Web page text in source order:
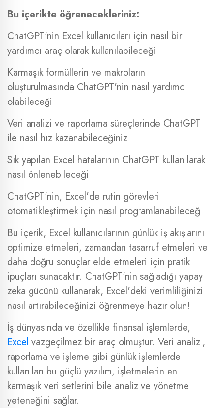
Bu içerikte öğrenecekleriniz:
ChatGPT'nin Excel kullanıcıları için nasıl bir
yardımcı araç olarak kullanılabileceği
Karmaşık formüllerin ve makroların
oluşturulmasında ChatGPT'nin nasıl yardımcı
olabileceği
Veri analizi ve raporlama süreçlerinde ChatGPT
ile nasıl hız kazanabileceğiniz
Sık yapılan Excel hatalarının ChatGPT kullanılarak
nasıl önlenebileceği
ChatGPT'nin, Excel'de rutin görevleri
otomatikleştirmek için nasıl programlanabileceği
Bu içerik, Excel kullanıcılarının günlük iş akışlarını
optimize etmeleri, zamandan tasarruf etmeleri ve
daha doğru sonuçlar elde etmeleri için pratik
ipuçları sunacaktır. ChatGPT'nin sağladığı yapay
zeka gücünü kullanarak, Excel'deki verimliliğinizi
nasıl artırabileceğinizi öğrenmeye hazır olun!
İş dünyasında ve özellikle finansal işlemlerde,
Excel vazgeçilmez bir araç olmuştur. Veri analizi,
raporlama ve işleme gibi günlük işlemlerde
kullanılan bu güçlü yazılım, işletmelerin en
karmaşık veri setlerini bile analiz ve yönetme
yeteneğini sağlar.